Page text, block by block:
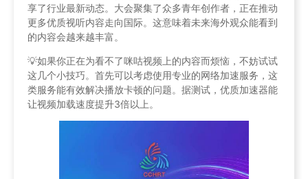
享了行业最新动态。大会聚集了众多青年创作者，正在推动
更多优质视听内容走向国际。这意味着未来海外观众能看到
的内容会越来越丰富。
💡如果你正在为看不了咪咕视频上的内容而烦恼，不妨试试
这几个小技巧。首先可以考虑使用专业的网络加速服务，这
类服务能有效解决播放卡顿的问题。据测试，优质加速器能
让视频加载速度提升3倍以上。